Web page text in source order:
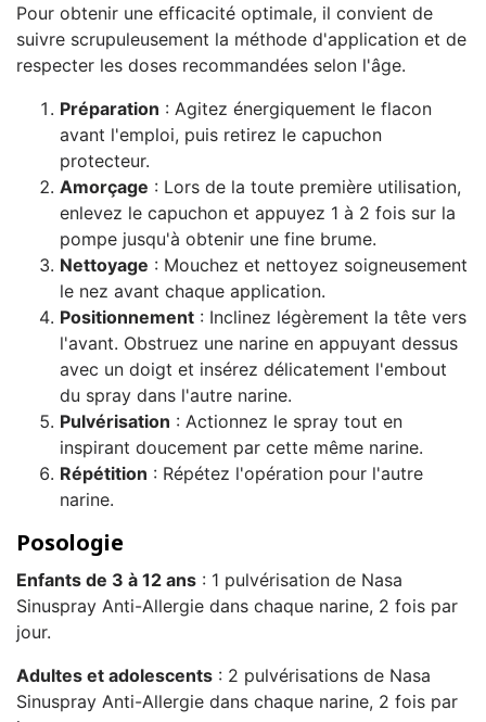
Pour obtenir une efficacité optimale, il convient de
suivre scrupuleusement la méthode d'application et de
respecter les doses recommandées selon l'âge.
Préparation : Agitez énergiquement le flacon
avant l'emploi, puis retirez le capuchon
protecteur.
Amorçage : Lors de la toute première utilisation,
enlevez le capuchon et appuyez 1 à 2 fois sur la
pompe jusqu'à obtenir une fine brume.
Nettoyage : Mouchez et nettoyez soigneusement
le nez avant chaque application.
Positionnement : Inclinez légèrement la tête vers
l'avant. Obstruez une narine en appuyant dessus
avec un doigt et insérez délicatement l'embout
du spray dans l'autre narine.
Pulvérisation : Actionnez le spray tout en
inspirant doucement par cette même narine.
Répétition : Répétez l'opération pour l'autre
narine.
Posologie
Enfants de 3 à 12 ans : 1 pulvérisation de Nasa
Sinuspray Anti-Allergie dans chaque narine, 2 fois par
jour.
Adultes et adolescents : 2 pulvérisations de Nasa
Sinuspray Anti-Allergie dans chaque narine, 2 fois par